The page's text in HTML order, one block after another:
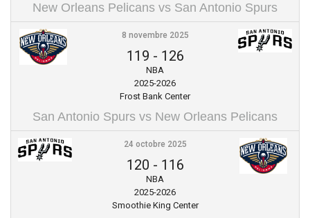
New Orleans Pelicans vs San Antonio Spurs
8 novembre 2025
119 - 126
NBA
2025-2026
Frost Bank Center
San Antonio Spurs vs New Orleans Pelicans
24 octobre 2025
120 - 116
NBA
2025-2026
Smoothie King Center